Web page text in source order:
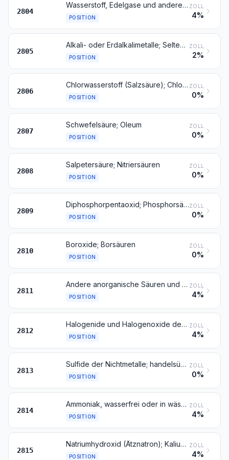
2804
Wasserstoff, Edelgase und andere Nichtmetalle
POSITION
ZOLL
4%
2805
Alkali- oder Erdalkalimetalle; Seltenerdmetalle, Scandium und Yttrium, auch untereinander gemischt oder miteinander legiert; Quecksilber
POSITION
ZOLL
2%
2806
Chlorwasserstoff (Salzsäure); Chloroschwefelsäure
POSITION
ZOLL
0%
2807
Schwefelsäure; Oleum
POSITION
ZOLL
0%
2808
Salpetersäure; Nitriersäuren
POSITION
ZOLL
0%
2809
Diphosphorpentaoxid; Phosphorsäure; Polyphosphorsäuren, auch chemisch nicht einheitlich
POSITION
ZOLL
0%
2810
Boroxide; Borsäuren
POSITION
ZOLL
0%
2811
Andere anorganische Säuren und andere anorganische Sauerstoffverbindungen der Nichtmetalle
POSITION
ZOLL
4%
2812
Halogenide und Halogenoxide der Nichtmetalle
POSITION
ZOLL
4%
2813
Sulfide der Nichtmetalle; handelsübliches Phosphortrisulfid
POSITION
ZOLL
0%
2814
Ammoniak, wasserfrei oder in wässriger Lösung
POSITION
ZOLL
4%
2815
Natriumhydroxid (Ätznatron); Kaliumhydroxid (Ätzkali); Peroxide des Natriums oder des Kaliums
POSITION
ZOLL
4%